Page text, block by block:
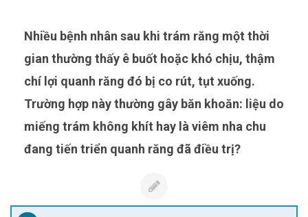
Nhiều bệnh nhân sau khi trám răng một thời
gian thường thấy ê buốt hoặc khó chịu, thậm
chí lợi quanh răng đó bị co rút, tụt xuống.
Trường hợp này thường gây băn khoăn: liệu do
miếng trám không khít hay là viêm nha chu
đang tiến triển quanh răng đã điều trị?